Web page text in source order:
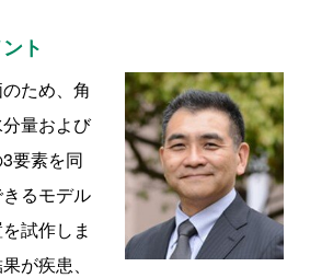
ト
ため、角
量および
要素を同
るモデル
試作しま
が疾患、